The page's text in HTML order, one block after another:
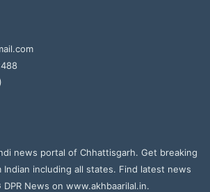
news portal of Chhattisgarh. Get breaking
including all states. Find latest news
DPR News on www.akhbaarilal.in.